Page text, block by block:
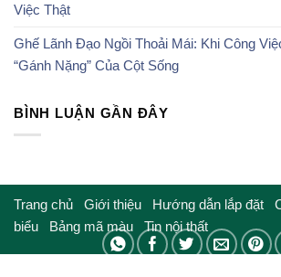
Việc Thật
Ghế Lãnh Đạo Ngồi Thoải Mái: Khi Công
“Gánh Nặng” Của Cột Sống
BÌNH LUẬN GẦN ĐÂY
Trang chủ Giới thiệu Hướng dẫn lắp đặt
biểu
Bảng mã màu Tin nội thất